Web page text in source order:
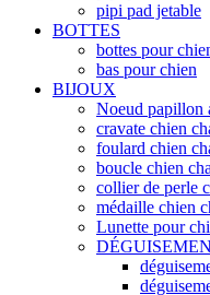
pipi pad jetable
BOTTES
bottes pour
bas pour chien
BIJOUX
Noeud papillon
cravate chien
foulard chien
boucle chien
collier de perle
médaille chien
Lunette pour